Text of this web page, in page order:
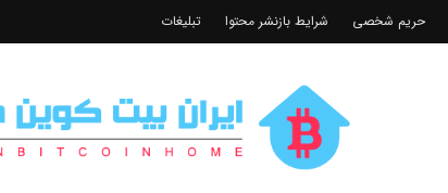
حریم شخصی شرایط بازنشر محتوا تبلیغات